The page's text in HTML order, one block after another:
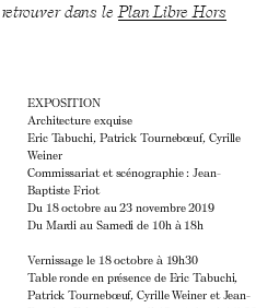
retrouver dans lePlan Libre Hors
EXPOSITION
Architecture exquise
Eric Tabuchi, Patrick Tournebœuf, Cyrille
Weiner
Commissariat et scénographie : Jean-
Baptiste Friot
Du 18 octobre au 23 novembre 2019
Du Mardi au Samedi de 10h à 18h
Vernissage le 18 octobre à 19h30
Table ronde en présence de Eric Tabuchi,
Patrick Tournebœuf, Cyrille Weiner et Jean-